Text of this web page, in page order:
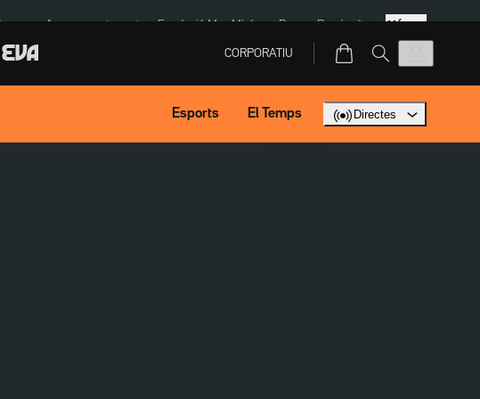
Aparcament agost Fundació Mas Miró eBay Perpinyà Més
CORPORATIU
Esports El Temps Directes